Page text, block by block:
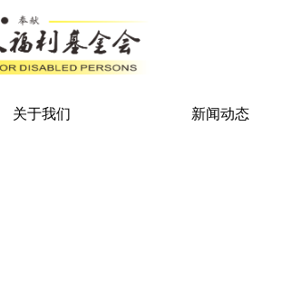
关于我们 新闻动态